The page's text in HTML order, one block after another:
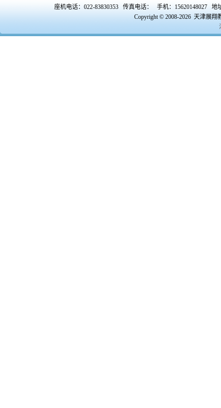
座机电话：022-83830353 传真电话： 手机：15620148027
Copyright © 2008-2026 天津展翔